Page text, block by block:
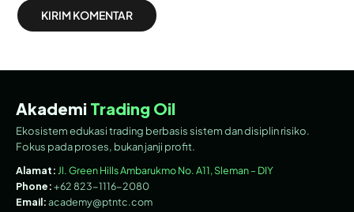
Akademi Trading Oil
Ekosistem edukasi trading berbasis sistem dan disiplin risiko.
Fokus pada proses, bukan janji profit.
Alamat: Jl. Green Hills Ambarukmo No. A11, Sleman – DIY
Phone:+62 823-1116-2080
Email:academy@ptntc.com